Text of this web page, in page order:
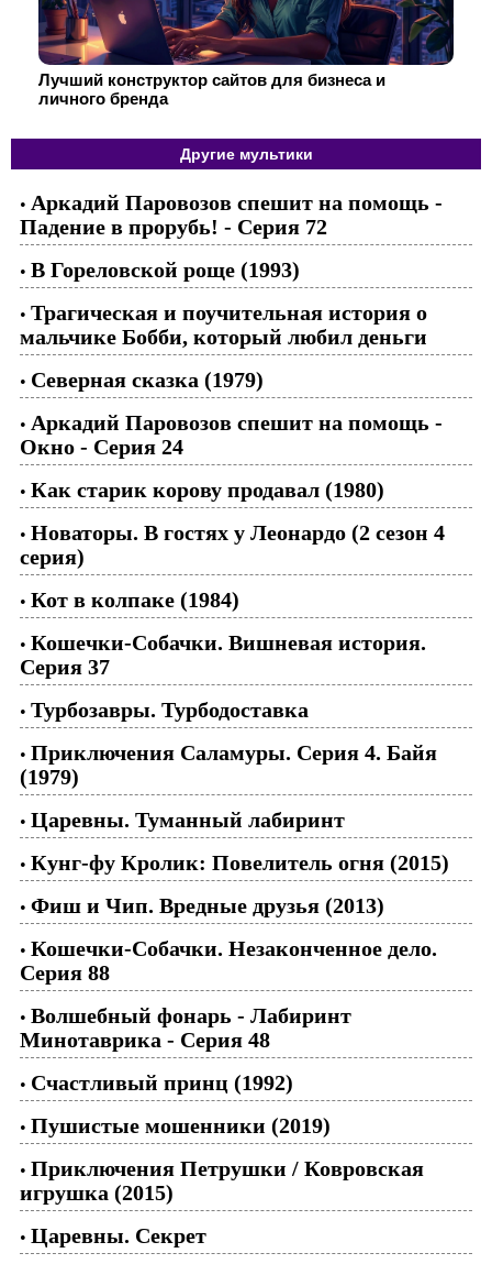
Лучший конструктор сайтов для бизнеса и
личного бренда
Другие мультики
• Аркадий Паровозов спешит на помощь -
Падение в прорубь! - Серия 72
• В Гореловской роще (1993)
• Трагическая и поучительная история о
мальчике Бобби, который любил деньги
• Северная сказка (1979)
• Аркадий Паровозов спешит на помощь -
Окно - Серия 24
• Как старик корову продавал (1980)
• Новаторы. В гостях у Леонардо (2 сезон 4
серия)
• Кот в колпаке (1984)
• Кошечки-Собачки. Вишневая история.
Серия 37
• Турбозавры. Турбодоставка
• Приключения Саламуры. Серия 4. Байя
(1979)
• Царевны. Туманный лабиринт
• Кунг-фу Кролик: Повелитель огня (2015)
• Фиш и Чип. Вредные друзья (2013)
• Кошечки-Собачки. Незаконченное дело.
Серия 88
• Волшебный фонарь - Лабиринт
Минотаврика - Серия 48
• Счастливый принц (1992)
• Пушистые мошенники (2019)
• Приключения Петрушки / Ковровская
игрушка (2015)
• Царевны. Секрет